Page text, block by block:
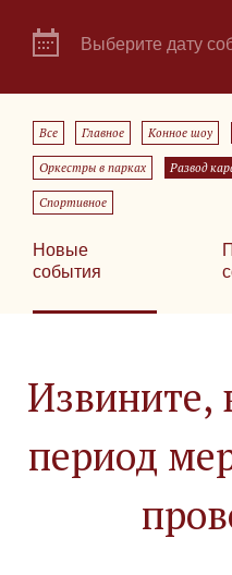
Выберите дату
Все Главное Конное шоу
Оркестры в парках Развод
Спортивное
Новые
события
Извините,
период